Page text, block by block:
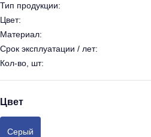
Тип продукции:
Цвет:
Материал:
Срок эксплуатации / лет:
Кол-во, шт:
Цвет
Серый